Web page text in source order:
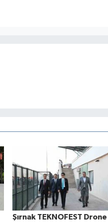
Şırnak TEKNOFEST Drone